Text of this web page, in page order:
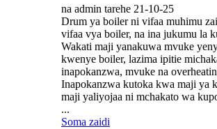
na admin tarehe 21-10-25
Drum ya boiler ni vifaa muhimu
vifaa vya boiler, na ina jukumu la
Wakati maji yanakuwa mvuke
kwenye boiler, lazima ipitie
inapokanzwa, mvuke na
Inapokanzwa kutoka kwa maji ya
maji yaliyojaa ni mchakato wa
...
Soma zaidi